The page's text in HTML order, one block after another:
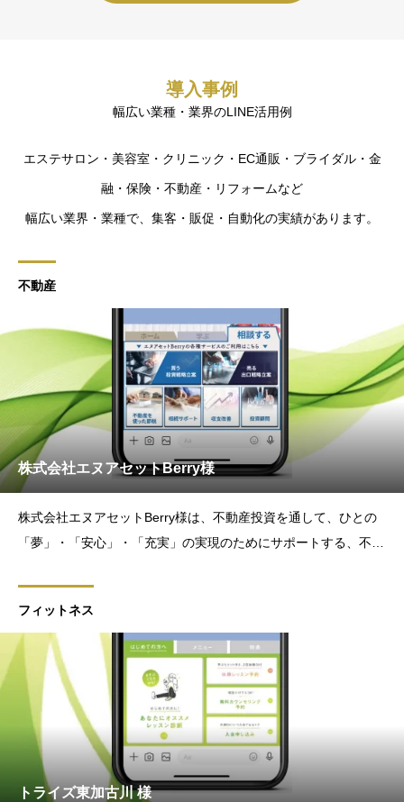
導入事例
幅広い業種・業界のLINE活用例
エステサロン・美容室・クリニック・EC通販・ブライダル・金
融・保険・不動産・リフォームなど
幅広い業界・業種で、集客・販促・自動化の実績があります。
不動産
株式会社エヌアセットBerry様
株式会社エヌアセットBerry様は、不動産投資を通して、ひとの
「夢」・「安心」・「充実」の実現のためにサポートする、不動
様との新たなコミュニケーションツールとしてLINE公式アカ
フィットネス
トライズ東加古川 様